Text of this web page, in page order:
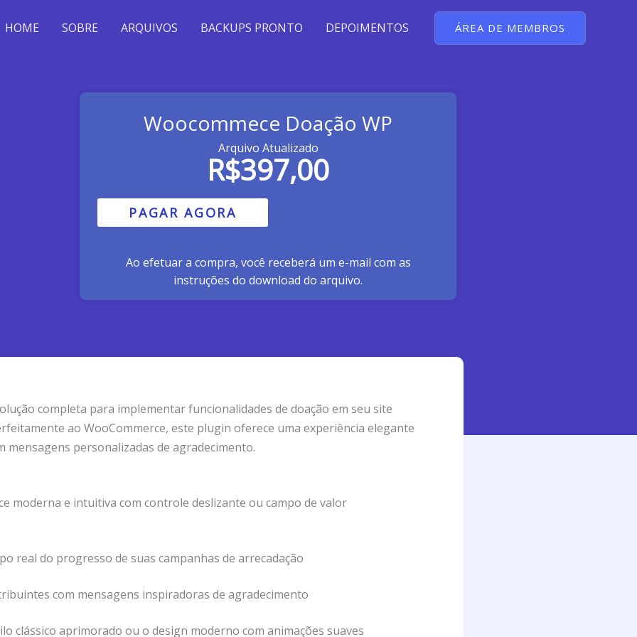
HOME SOBRE ARQUIVOS BACKUPS PRONTO DEPOIMENTOS ÁREA DE MEMBROS
Woocommece Doação WP
Arquivo Atualizado
R$397,00
PAGAR AGORA
Ao efetuar a compra, você receberá um e-mail com as
instruções do download do arquivo.
completa para implementar funcionalidades de doação em seu site
ao WooCommerce, este plugin oferece uma experiência elegante
mensagens personalizadas de agradecimento.
moderna e intuitiva com controle deslizante ou campo de valor
real do progresso de suas campanhas de arrecadação
com mensagens inspiradoras de agradecimento
clássico aprimorado ou o design moderno com animações suaves